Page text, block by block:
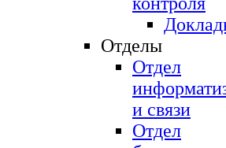
Отделы
Отдел
и связи
Отдел